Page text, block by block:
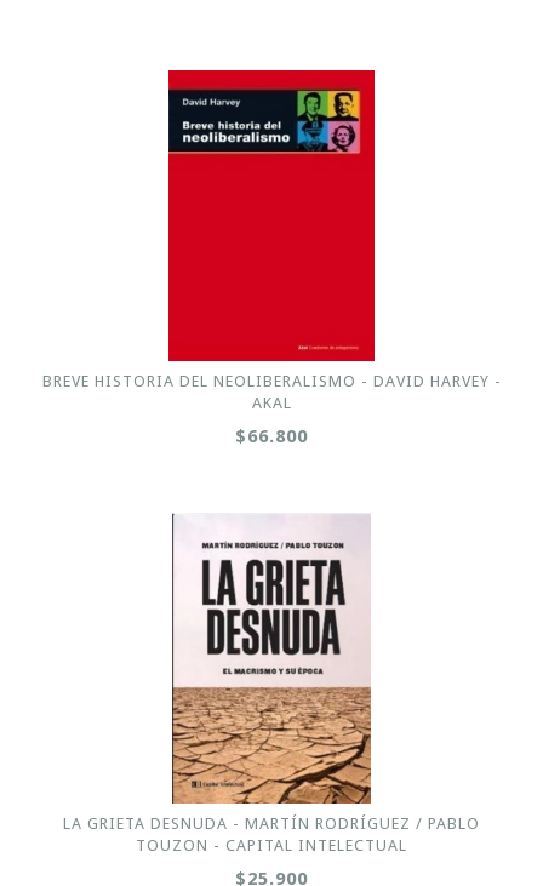
BREVE HISTORIA DEL NEOLIBERALISMO - DAVID HARVEY -
AKAL
$66.800
LA GRIETA DESNUDA - MARTÍN RODRÍGUEZ / PABLO
TOUZON - CAPITAL INTELECTUAL
$25.900